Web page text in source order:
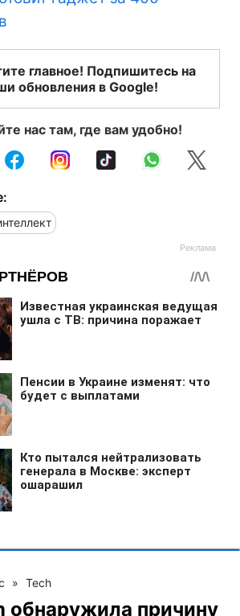
главное! Подпишитесь на
обновления в Google!
нас там, где вам удобно!
» Tech
обнаружила причину